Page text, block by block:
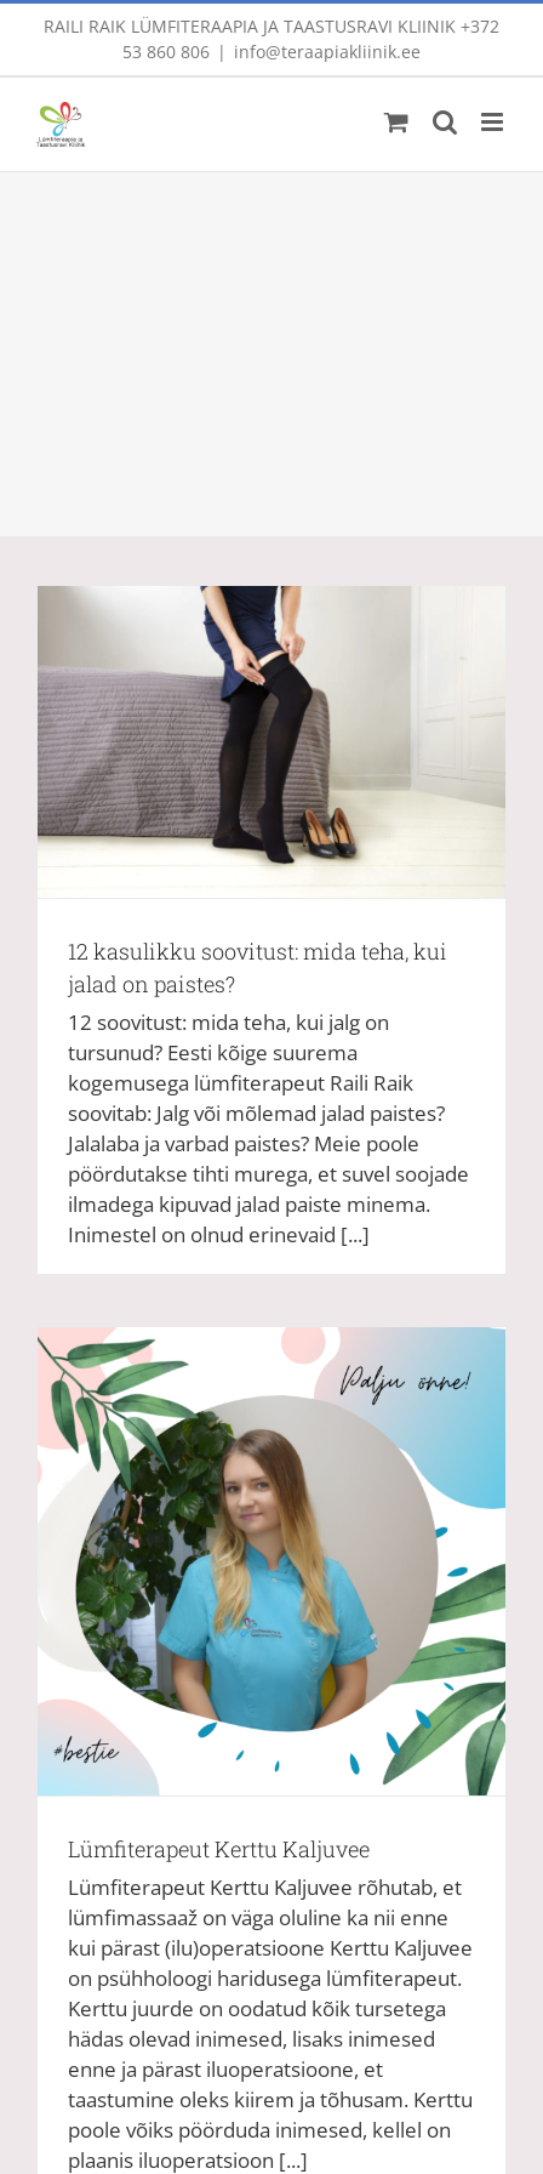
content
RAILI RAIK LÜMFITERAAPIA JA TAASTUSRAVI KLIINIK +372
53 860 806 | info@teraapiakliinik.ee
12 kasulikku soovitust: mida teha, kui
jalad on paistes?
12 soovitust: mida teha, kui jalg on
tursunud? Eesti kõige suurema
kogemusega lümfiterapeut Raili Raik
soovitab: Jalg või mõlemad jalad paistes?
Jalalaba ja varbad paistes? Meie poole
pöördutakse tihti murega, et suvel soojade
ilmadega kipuvad jalad paiste minema.
Inimestel on olnud erinevaid [...]
Lümfiterapeut Kerttu Kaljuvee
Lümfiterapeut Kerttu Kaljuvee rõhutab, et
lümfimassaaž on väga oluline ka nii enne
kui pärast (ilu)operatsioone Kerttu Kaljuvee
on psühholoogi haridusega lümfiterapeut.
Kerttu juurde on oodatud kõik tursetega
hädas olevad inimesed, lisaks inimesed
enne ja pärast iluoperatsioone, et
taastumine oleks kiirem ja tõhusam. Kerttu
poole võiks pöörduda inimesed, kellel on
plaanis iluoperatsioon [...]